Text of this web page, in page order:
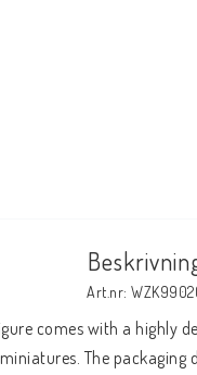
Art.nr:
comes with a
The packaging